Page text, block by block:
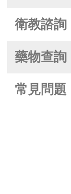
衛教諮詢
藥物查詢
常見問題